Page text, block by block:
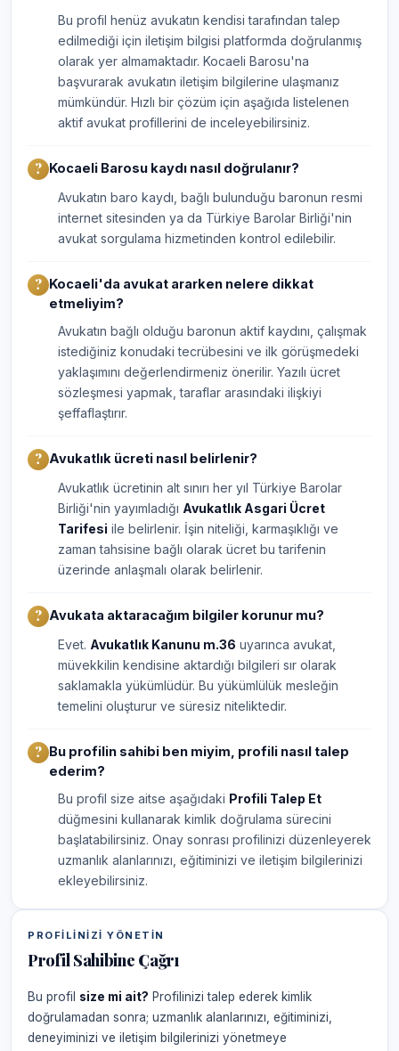
Bu profil henüz avukatın kendisi tarafından talep
edilmediği için iletişim bilgisi platformda doğrulanmış
olarak yer almamaktadır. Kocaeli Barosu'na
başvurarak avukatın iletişim bilgilerine ulaşmanız
mümkündür. Hızlı bir çözüm için aşağıda listelenen
aktif avukat profillerini de inceleyebilirsiniz.
Kocaeli Barosu kaydı nasıl doğrulanır?
Avukatın baro kaydı, bağlı bulunduğu baronun resmi
internet sitesinden ya da Türkiye Barolar Birliği'nin
avukat sorgulama hizmetinden kontrol edilebilir.
Kocaeli'da avukat ararken nelere dikkat
etmeliyim?
Avukatın bağlı olduğu baronun aktif kaydını, çalışmak
istediğiniz konudaki tecrübesini ve ilk görüşmedeki
yaklaşımını değerlendirmeniz önerilir. Yazılı ücret
sözleşmesi yapmak, taraflar arasındaki ilişkiyi
şeffaflaştırır.
Avukatlık ücreti nasıl belirlenir?
Avukatlık ücretinin alt sınırı her yıl Türkiye Barolar
Birliği'nin yayımladığı Avukatlık Asgari Ücret
Tarifesi ile belirlenir. İşin niteliği, karmaşıklığı ve
zaman tahsisine bağlı olarak ücret bu tarifenin
üzerinde anlaşmalı olarak belirlenir.
Avukata aktaracağım bilgiler korunur mu?
Evet. Avukatlık Kanunu m.36 uyarınca avukat,
müvekkilin kendisine aktardığı bilgileri sır olarak
saklamakla yükümlüdür. Bu yükümlülük mesleğin
temelini oluşturur ve süresiz niteliktedir.
Bu profilin sahibi ben miyim, profili nasıl talep
ederim?
Bu profil size aitse aşağıdaki Profili Talep Et
düğmesini kullanarak kimlik doğrulama sürecini
başlatabilirsiniz. Onay sonrası profilinizi düzenleyerek
uzmanlık alanlarınızı, eğitiminizi ve iletişim bilgilerinizi
ekleyebilirsiniz.
PROFILINIZI YÖNETIN
Profil Sahibine Çağrı
Bu profil size mi ait? Profilinizi talep ederek kimlik
doğrulamadan sonra; uzmanlık alanlarınızı, eğitiminizi,
deneyiminizi ve iletişim bilgilerinizi yönetmeye